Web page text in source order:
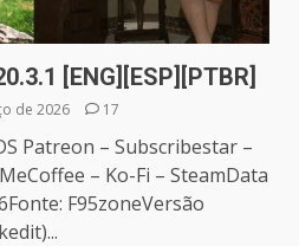
[ENG][ESP][PTBR]
de 2026 17
Patreon – Subscribestar –
– Ko-Fi – SteamData
F95zoneVersão